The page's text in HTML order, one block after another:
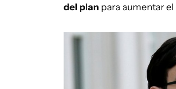
del plan para aumentar